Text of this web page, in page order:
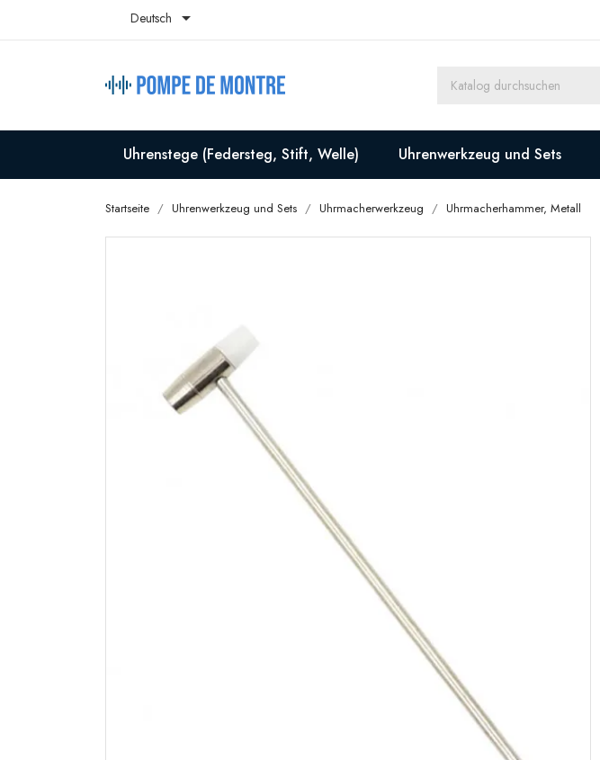
Deutsch 
Uhrenstege (Federsteg, Stift, Welle) Uhrenwerkzeug und Sets
Startseite Uhrenwerkzeug und Sets Uhrmacherwerkzeug Uhrmacherhammer, Metall